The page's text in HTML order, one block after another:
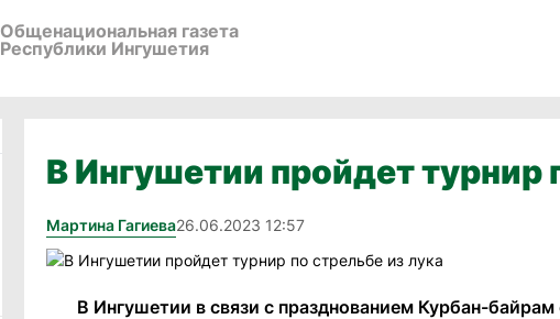
Общенациональная газета
Республики Ингушетия
В Ингушетии пройдет турнир
Мартина Гагиева26.06.2023 12:57
В Ингушетии в связи с празднованием Курбан-